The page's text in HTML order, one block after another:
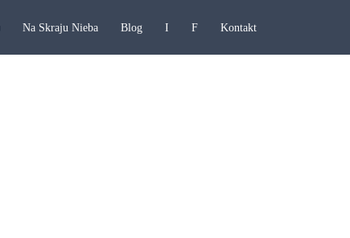
Na Skraju Nieba Blog I F Kontakt